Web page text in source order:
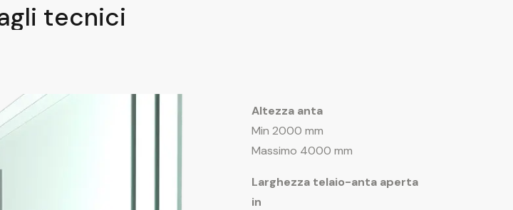
tecnici
Altezza anta
Min 2000 mm
Massimo 4000 mm
Larghezza telaio-anta aperta
in